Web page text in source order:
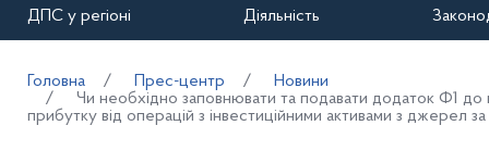
ДПС у регіоні Діяльність
Головна Прес-центр
Новини
Чи необхідно заповнювати та подавати додаток Ф1
прибутку від операцій з інвестиційними активами з джерел